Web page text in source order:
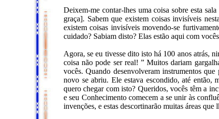
Deixem-me contar-lhes uma coisa sobre esta
graça]. Sabem que existem coisas invisíveis
existem coisas invisíveis movendo-se
cuidado? Sabiam disto? Elas estão aqui com
Agora, se eu tivesse dito isto há 100 anos atrás,
coisa não pode ser real! ” Muitos dariam
vocês. Quando desenvolveram instrumentos
novo se abriu. Ele estava escondido, até então,
quero chegar com isto? Queridos, vocês têm a
e seu Conhecimento comecem a se unir às
invenções, e estas descortinarão muitas áreas que